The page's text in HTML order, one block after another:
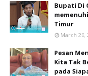
Bupati Di
Timur
March 26,
Pesan
Kita Tak
pada